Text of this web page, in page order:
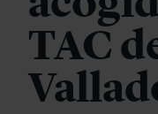
TAC